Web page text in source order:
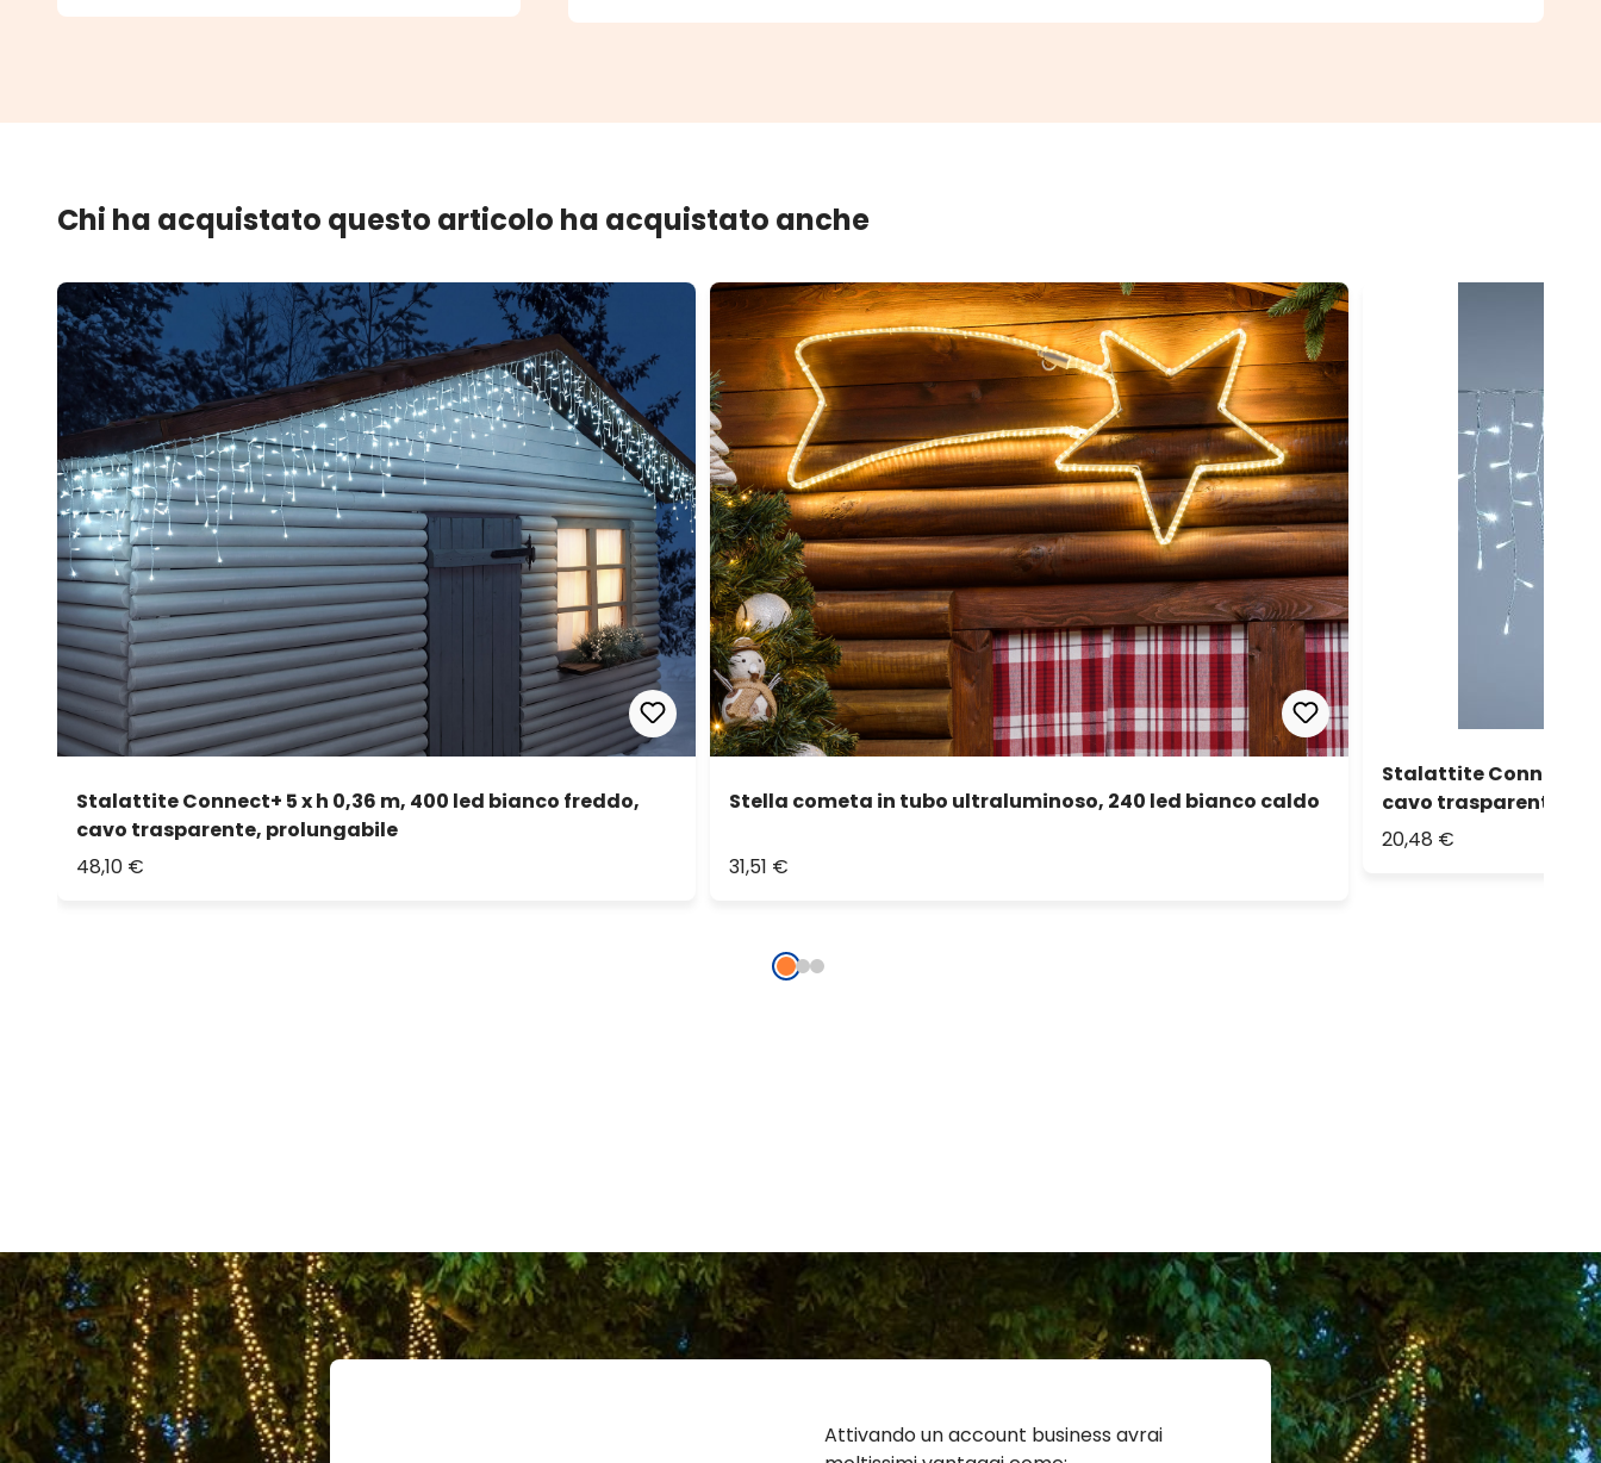
Chi ha acquistato questo articolo ha acquistato anche
Stalattite Connect+ 5 x h 0,36 m, 400 led bianco freddo,
cavo trasparente, prolungabile
48,10 €
Stella cometa in tubo ultraluminoso, 240 led bianco caldo
31,51 €
Stalattite Connect+
cavo trasparente,
20,48 €
Attivando un account business avrai